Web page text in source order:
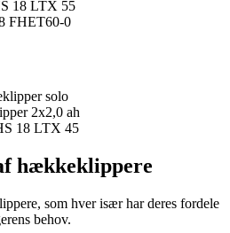
18 LTX 55
FHET60-0
solo
2x2,0 ah
18 LTX 45
hækkeklippere
som hver især har deres fordele
behov.